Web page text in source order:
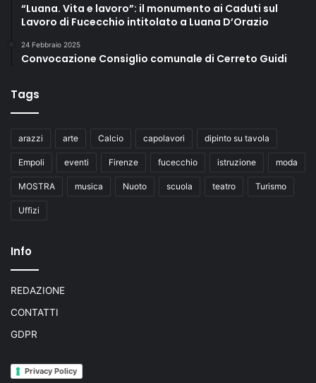
“Luana. Vita e lavoro”: il monumento ai Caduti sul
Lavoro di Fucecchio intitolato a Luana D’Orazio
24 Febbraio 2025
Convocazione Consiglio comunale di Cerreto Guidi
Tags
arazzi arte Calcio capolavori dipinto su tavola
Empoli eventi Firenze fucecchio istruzione moda
MOSTRA musica Nuoto scuola teatro Turismo
Uffizi
Info
REDAZIONE
CONTATTI
GDPR
Privacy Policy